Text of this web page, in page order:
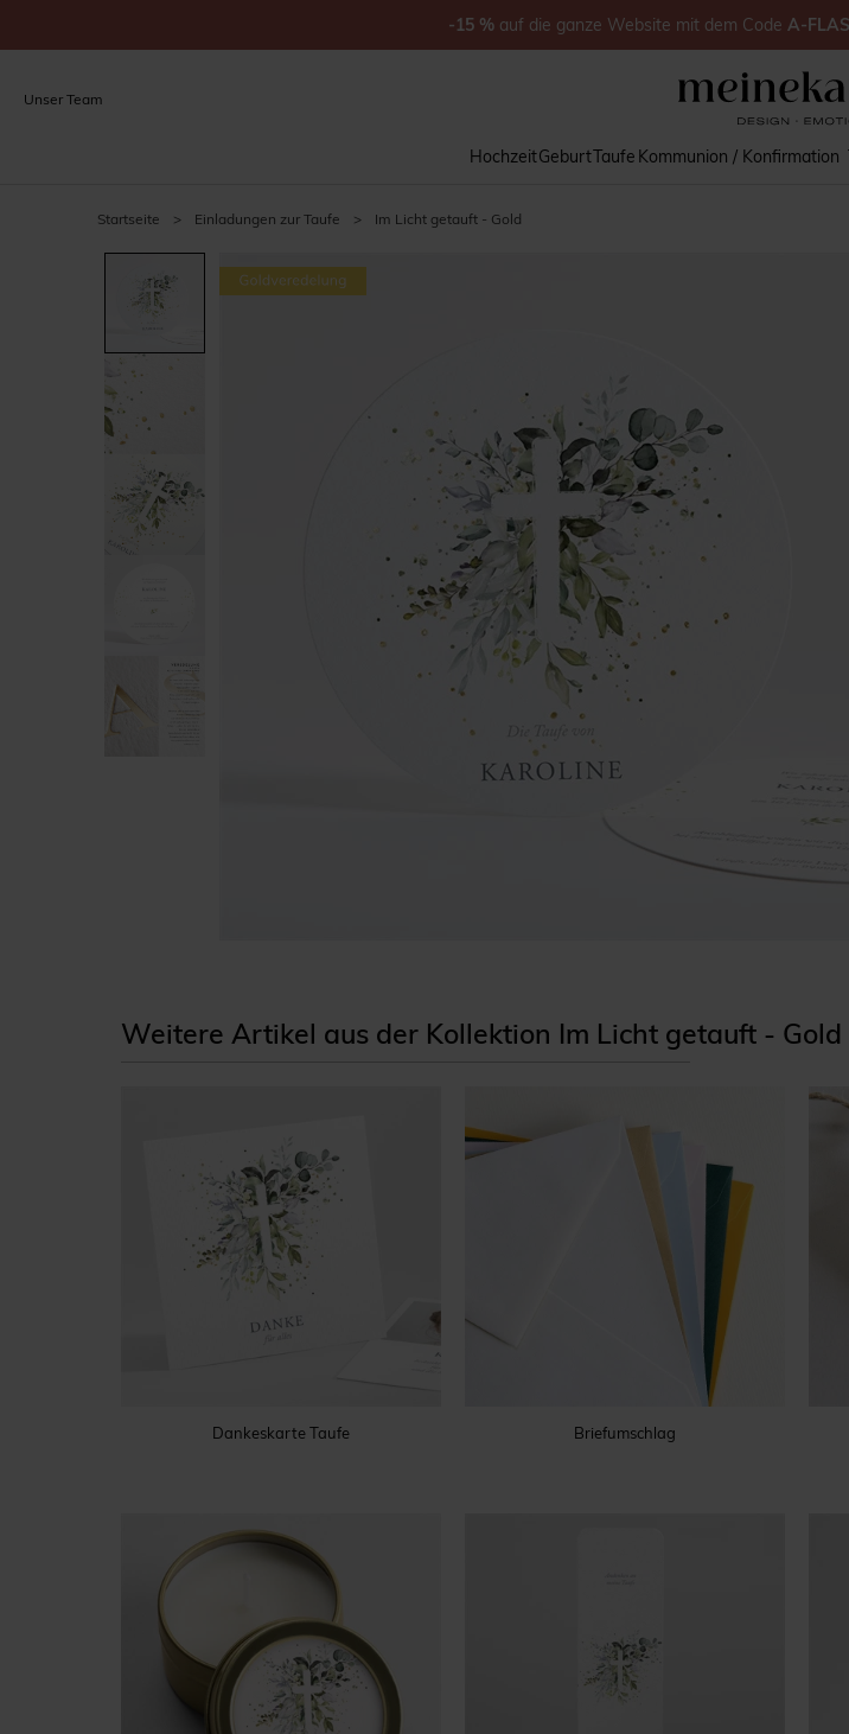
Unser Team
HochzeitGeburtTaufe Kommunion / Konfirmation
Startseite > Einladungen zur Taufe > Im Licht getauft - Gold
Weitere Artikel aus der Kollektion Im Licht getauft - Gold
Dankeskarte Taufe Briefumschlag
-15 % auf die ganze Website mit dem Code A-